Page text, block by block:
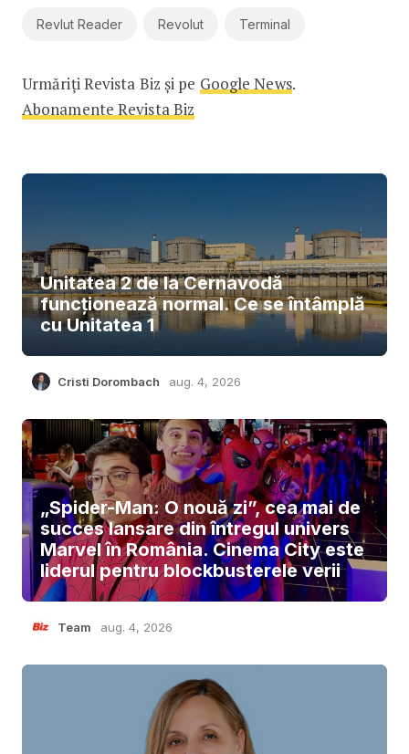
Revlut Reader Revolut Terminal
Urmăriți Revista Biz și pe Google News.
Abonamente Revista Biz
Unitatea 2 de la Cernavodă
funcționează normal. Ce se întâmplă
cu Unitatea 1
Cristi Dorombach aug. 4, 2026
„Spider-Man: O nouă zi”, cea mai de
succes lansare din întregul univers
Marvel în România. Cinema City este
liderul pentru blockbusterele verii
Team aug. 4, 2026